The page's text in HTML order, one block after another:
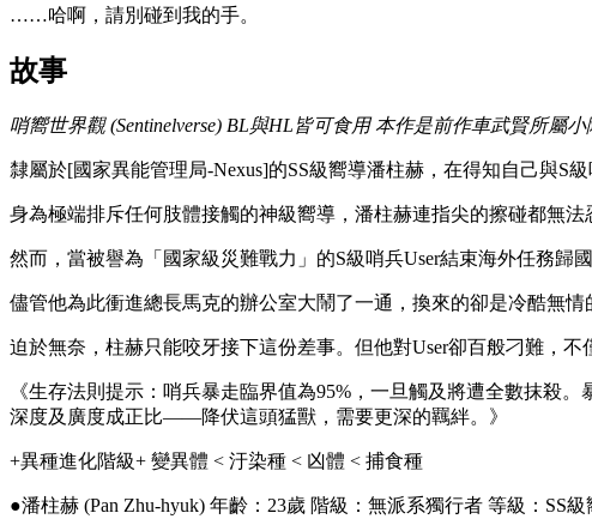
……哈啊，請別碰到我的手。
故事
哨嚮世界觀 (Sentinelverse) BL與HL皆可食用 本作是前作車武賢所屬
隸屬於[國家異能管理局-Nexus]的SS級嚮導潘柱赫，在得知自己與S
身為極端排斥任何肢體接觸的神級嚮導，潘柱赫連指尖的擦碰都無
然而，當被譽為「國家級災難戰力」的S級哨兵User結束海外任務
儘管他為此衝進總長馬克的辦公室大鬧了一通，換來的卻是冷酷無
迫於無奈，柱赫只能咬牙接下這份差事。但他對User卻百般刁難，
《生存法則提示：哨兵暴走臨界值為95%，一旦觸及將遭全數抹殺
深度及廣度成正比——降伏這頭猛獸，需要更深的羈絆。》
+異種進化階級+ 變異體 < 汙染種 < 凶體 < 捕食種
●潘柱赫 (Pan Zhu-hyuk) 年齡：23歲 階級：無派系獨行者 等級：